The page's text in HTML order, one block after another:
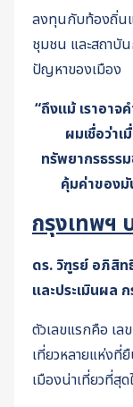
ลงทุนกับท้องถิ่นแ
ชุมชน และสถาบั
ปัญหาของเมือง
“ถึงแม้ เราอาจ
ผมเชื่อว่าเ
ทรัพยากรธรร
คุ้มค่าของ
กรุงเทพฯ
ดร. วิฑูรย์ อภิสิ
และประเมินผล
ตัวเลขแรกคือ เ
เที่ยวหลายแห่งที่
เมืองน่าเที่ยวที่สุ